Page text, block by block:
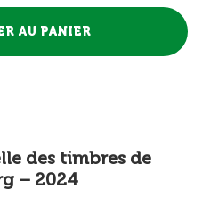
des timbres de
– 2024